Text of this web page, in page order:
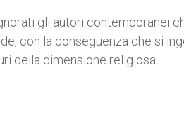
gli autori contemporanei
con la conseguenza che si
della dimensione religiosa.